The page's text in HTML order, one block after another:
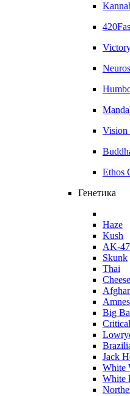
Vision
Ethos
Генетика
Haze
Kush
AK-47
Skunk
Thai
Cheese
Big
Critical
Jack
White
White